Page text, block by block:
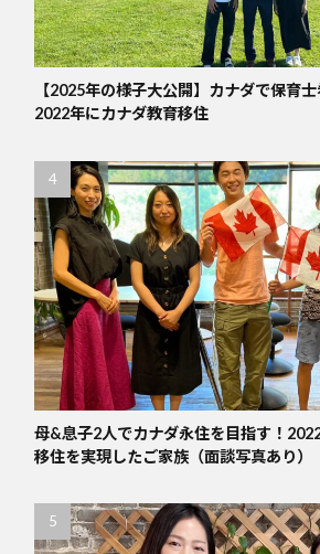
【2025年の様子大公開】カナダで保育
2022年にカナダ教育移住
母&息子2人でカナダ永住を目指す！
移住を実現したご家族（面談写真あり）